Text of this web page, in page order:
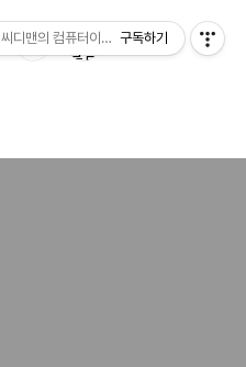
씨디맨의 컴퓨터이야기구독하기